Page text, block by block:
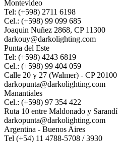
Montevideo
Tel: (+598) 2711 6198
Cel.: (+598) 99 099 685
Joaquin Nuñez 2868, CP 11300
darkouy@darkolighting.com
Punta del Este
Tel: (+598) 4243 6819
Cel.: (+598) 99 404 059
Calle 20 y 27 (Walmer) - CP 20100
darkopunta@darkolighting.com
Manantiales
Cel.: (+598) 97 354 422
Ruta 10 entre Maldonado y Sarandí
darkopunta@darkolighting.com
Argentina - Buenos Aires
Tel (+54) 11 4788-5708 / 3930